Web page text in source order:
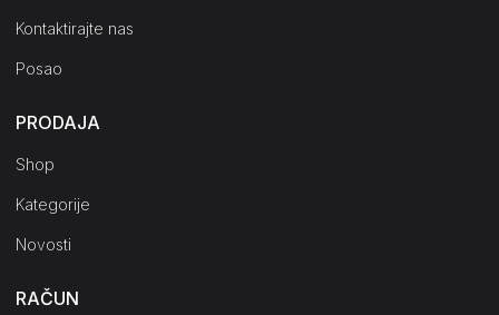
Kontaktirajte nas
Posao
PRODAJA
Shop
Kategorije
Novosti
RAČUN